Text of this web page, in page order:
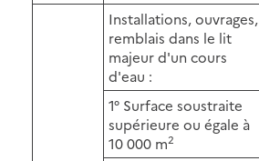
Installations, ouvrages,
remblais dans le lit
majeur d'un cours
d'eau :
1° Surface soustraite
supérieure ou égale à
10 000 m2